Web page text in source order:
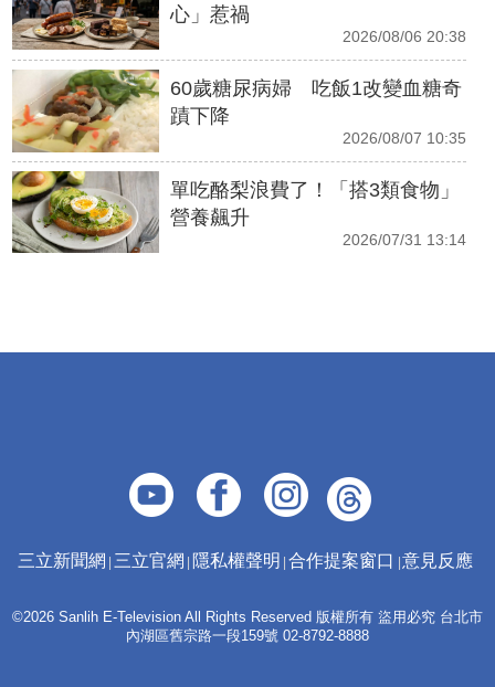
心」惹禍
2026/08/06 20:38
60歲糖尿病婦 吃飯1改變血糖奇
蹟下降
2026/08/07 10:35
單吃酪梨浪費了！「搭3類食物」
營養飆升
2026/07/31 13:14
三立新聞網 三立官網 隱私權聲明 合作提案窗口 意見反應
©2026 Sanlih E-Television All Rights Reserved 版權所有 盜用必究 台北市
內湖區舊宗路一段159號 02-8792-8888